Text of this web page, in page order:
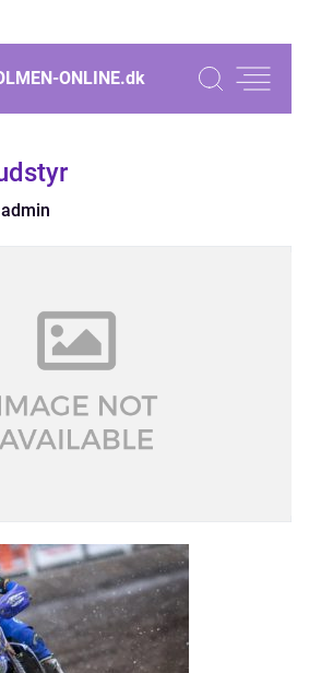
ONLINE.dk
admin